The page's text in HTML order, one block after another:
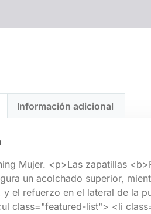
Información adicional
Mujer. <p>Las zapatillas
un acolchado superior,
y el refuerzo en el lateral de la
class="featured-list"> <li